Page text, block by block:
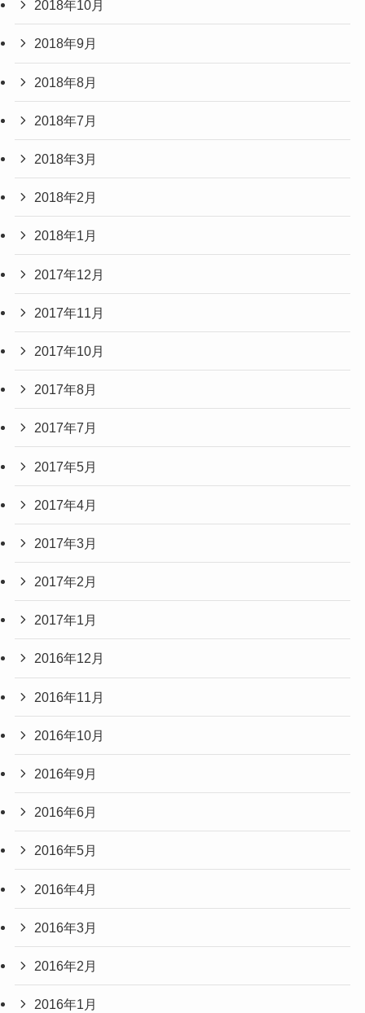
2018年10月
2018年9月
2018年8月
2018年7月
2018年3月
2018年2月
2018年1月
2017年12月
2017年11月
2017年10月
2017年8月
2017年7月
2017年5月
2017年4月
2017年3月
2017年2月
2017年1月
2016年12月
2016年11月
2016年10月
2016年9月
2016年6月
2016年5月
2016年4月
2016年3月
2016年2月
2016年1月